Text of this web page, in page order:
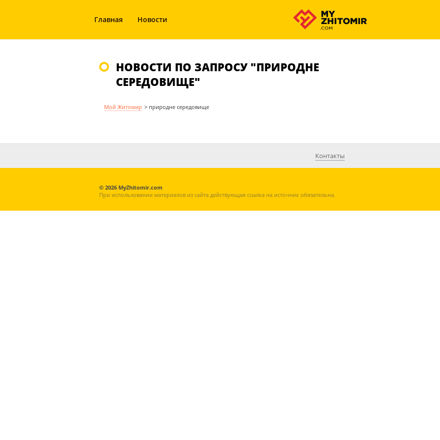
Главная Новости
НОВОСТИ ПО ЗАПРОСУ "ПРИРОДНЕ
СЕРЕДОВИЩЕ"
Мой Житомир > природне середовище
Контакты
© 2026 MyZhitomir.com
При использовании материалов из сайта действующая ссылка на источник обязательна.